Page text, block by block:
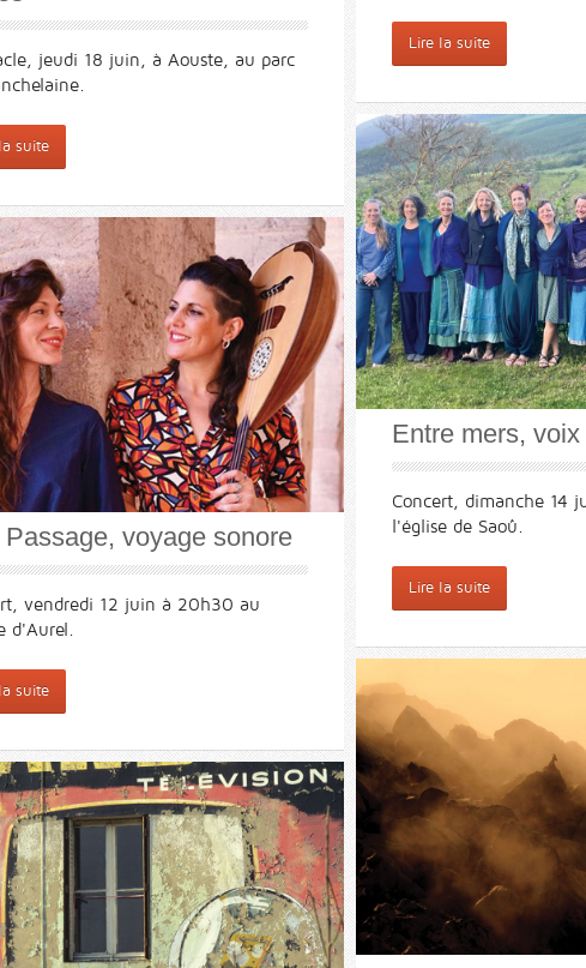
jeudi 18 juin, à Aouste, au parc
suite
Passage, voyage sonore
vendredi 12 juin à 20h30 au
d'Aurel.
suite
Lire la suite
Entre mers,
Concert, dimanche 14
l'église de Saoû.
Lire la suite